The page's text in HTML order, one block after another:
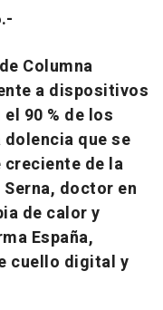
Columna
a dispositivos
90 % de los
que se
creciente de la
doctor en
de calor y
España,
cuello digital y